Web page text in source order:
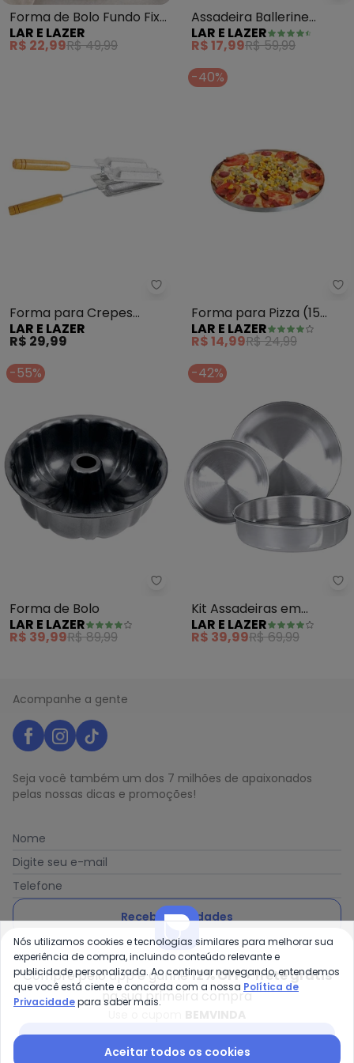
Forma de Bolo Fundo Fixo
Polida (N° 24)
LAR E LAZER
R$ 22,99R$ 49,99
Assadeira Ballerine
Coração (Prata) Nº2
LAR E LAZER
R$ 17,99R$ 59,99
Lar e Lazer - Forma para
Forma para Crepes
Duplo
LAR E LAZER
R$ 29,99
-40%
Forma para Pizza (15
Cm) 1 Peça
LAR E LAZER
R$ 14,99R$ 24,99
-55%
Lar e Lazer - Forma de Bolo
Forma de Bolo
LAR E LAZER
R$ 39,99R$ 89,99
-42%
Kit Assadeiras em
Alumínio (Redondas) 3
Peças
LAR E LAZER
R$ 39,99R$ 69,99
Acompanhe a gente
Seja você também um dos 7 milhões de apaixonados
pelas nossas dicas e promoções!
Nome
Digite seu e-mail
Telefone
Receber novidades
Ao enviar o cadastro, você concorda com a nossa
de Privacidade
Posthaus é uma marca da Posthaus Ltda / CNPJ:
Compre pelo app e ganhe12% OFF + frete grátis
na sua primeira compra
Nós utilizamos cookies e tecnologias similares para melhorar sua
experiência de compra, incluindo conteúdo relevante e
publicidade personalizada. Ao continuar navegando, entendemos
que você está ciente e concorda com a nossa Política de
Privacidadepara saber mais.
Aceitar todos os cookies